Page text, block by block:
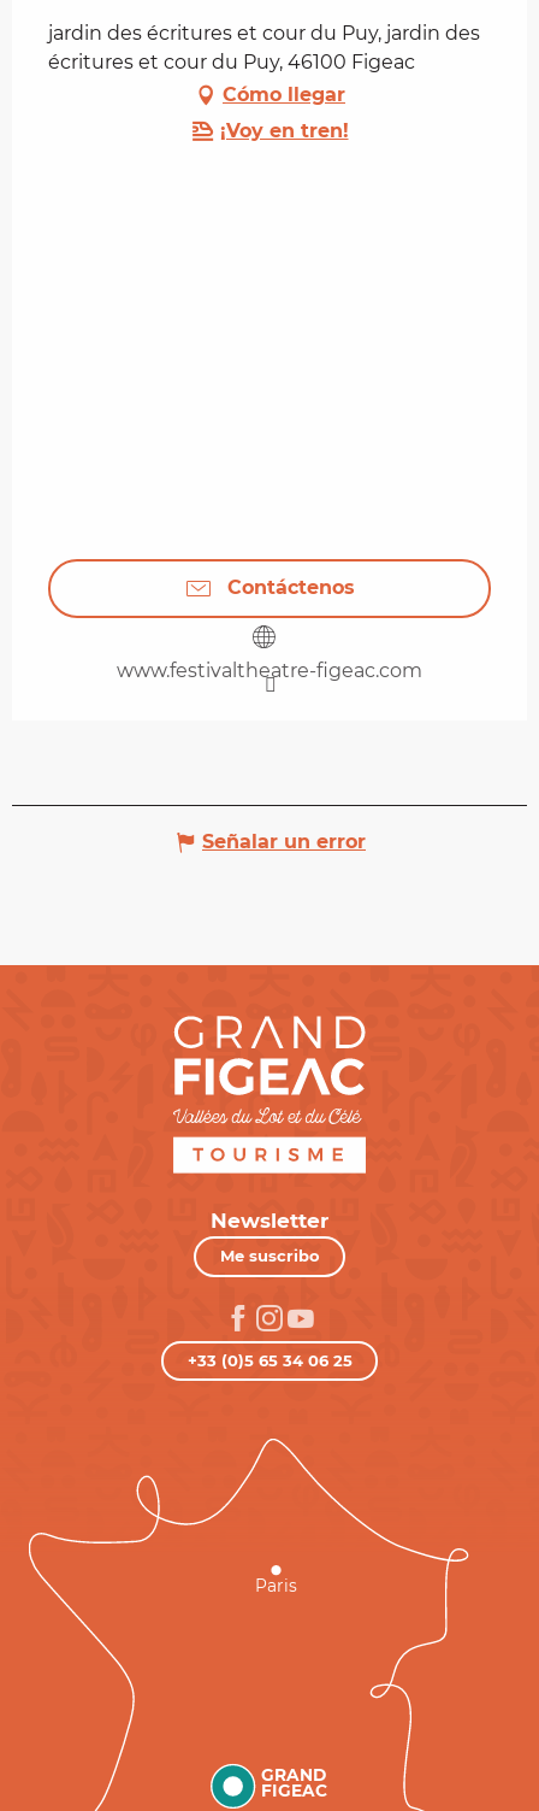
jardin des écritures et cour du Puy, jardin des
écritures et cour du Puy, 46100 Figeac
Cómo llegar
¡Voy en tren!
Contáctenos
www.festivaltheatre-figeac.com
Señalar un error
Newsletter
Me suscribo
+33 (0)5 65 34 06 25
GRAND
FIGEAC
Paris